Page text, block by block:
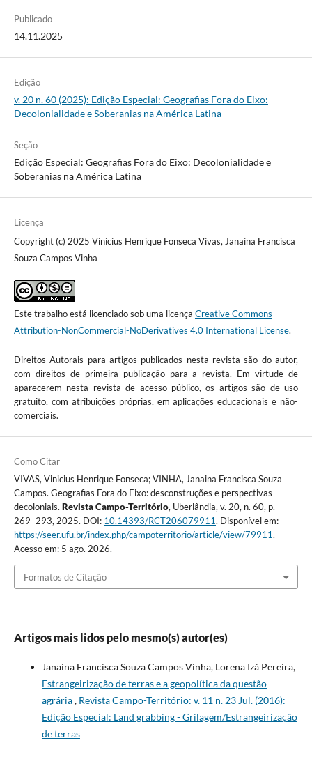
Publicado
14.11.2025
Edição
v. 20 n. 60 (2025): Edição Especial: Geografias Fora do Eixo:
Decolonialidade e Soberanias na América Latina
Seção
Edição Especial: Geografias Fora do Eixo: Decolonialidade e
Soberanias na América Latina
Licença
Copyright (c) 2025 Vinicius Henrique Fonseca Vivas, Janaina Francisca
Souza Campos Vinha
Este trabalho está licenciado sob uma licença Creative Commons
Attribution-NonCommercial-NoDerivatives 4.0 International License.
Direitos Autorais para artigos publicados nesta revista são do autor,
com direitos de primeira publicação para a revista. Em virtude de
aparecerem nesta revista de acesso público, os artigos são de uso
gratuito, com atribuições próprias, em aplicações educacionais e não-
comerciais.
Como Citar
VIVAS, Vinicius Henrique Fonseca; VINHA, Janaina Francisca Souza
Campos. Geografias Fora do Eixo: desconstruções e perspectivas
decoloniais. Revista Campo-Território, Uberlândia, v. 20, n. 60, p.
269–293, 2025. DOI: 10.14393/RCT206079911. Disponível em:
https://seer.ufu.br/index.php/campoterritorio/article/view/79911.
Acesso em: 5 ago. 2026.
Formatos de Citação
Artigos mais lidos pelo mesmo(s) autor(es)
Janaina Francisca Souza Campos Vinha, Lorena Izá Pereira,
Estrangeirização de terras e a geopolítica da questão
agrária, Revista Campo-Território: v. 11 n. 23 Jul. (2016):
Edição Especial: Land grabbing - Grilagem/Estrangeirização
de terras